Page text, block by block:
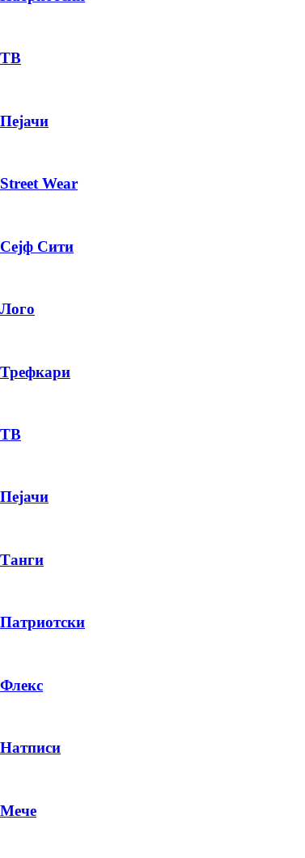
ТВ
Пејачи
Street Wear
Сејф Сити
Лого
Трефкари
ТВ
Пејачи
Танги
Патриотски
Флекс
Натписи
Мече